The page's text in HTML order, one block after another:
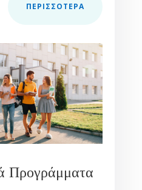
ΠΕΡΙΣΣOΤΕΡΑ
Προγράμματα